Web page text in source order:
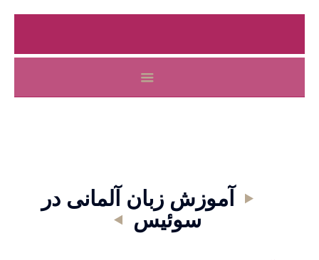
آموزش زبان آلمانی در
سوئیس